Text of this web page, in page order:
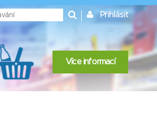
Přihlásit
Více informací